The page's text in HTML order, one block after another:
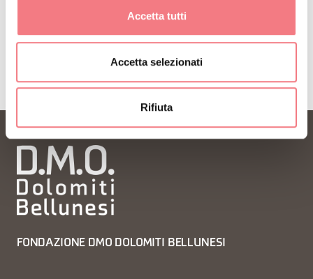
Accetta tutti
Accetta selezionati
Rifiuta
FONDAZIONE DMO DOLOMITI BELLUNESI